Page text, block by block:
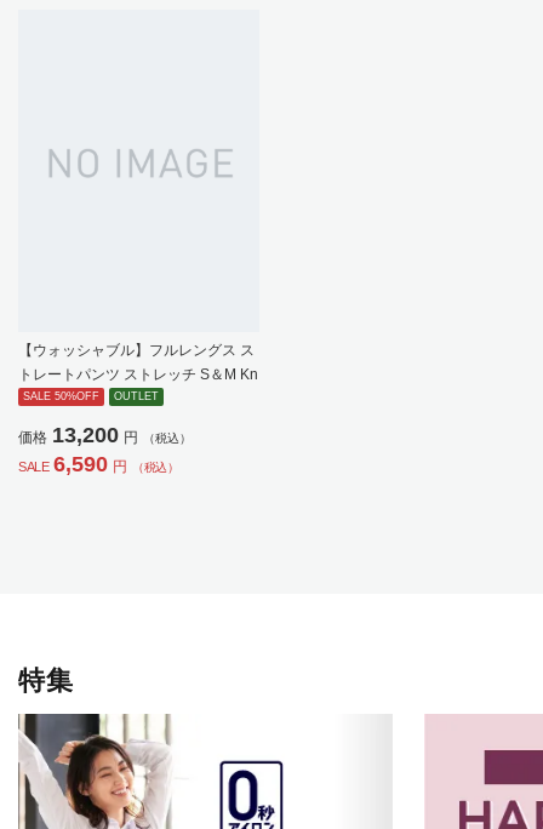
【ウォッシャブル】フルレングス ス
トレートパンツ ストレッチ S＆M Kn
ights bridge 通年【レディース】
SALE 50%OFF OUTLET
価格 13,200 円 （税込）
SALE 6,590 円 （税込）
特集